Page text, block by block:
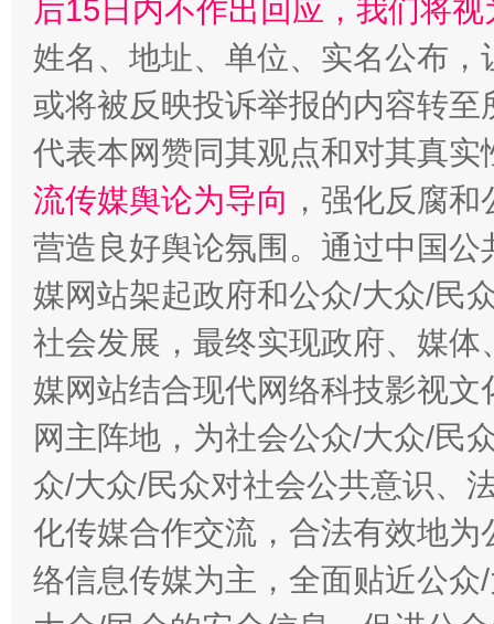
在谋一域中谋全局
今
后15日内不作出回应，我们将
姓名、地址、单位、实名公布
或将被反映投诉举报的内容转
代表本网赞同其观点和对其真实
流传媒舆论为导向 ，强化反腐
营造良好舆论氛围。通过中国
媒网站架起政府和公众/大众/民
社会发展，最终实现政府、媒
媒网站结合现代网络科技影视
网主阵地，为社会公众/大众/民
众/大众/民众对社会公共意识、
化传媒合作交流，合法有效地
络信息传媒为主，全面贴近公